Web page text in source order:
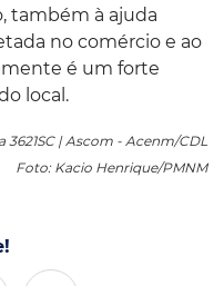
também à ajuda
no comércio e ao
é um forte
local.
3621SC | Ascom - Acenm/CDL
Foto: Kacio Henrique/PMNM